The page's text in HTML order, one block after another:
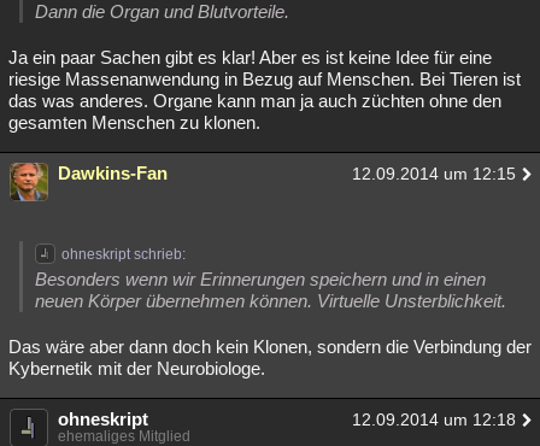
Dann die Organ und Blutvorteile.
Ja ein paar Sachen gibt es klar! Aber es ist keine Idee für eine
riesige Massenanwendung in Bezug auf Menschen. Bei Tieren ist
das was anderes. Organe kann man ja auch züchten ohne den
gesamten Menschen zu klonen.
Dawkins-Fan 12.09.2014 um 12:15
ohneskript schrieb:
Besonders wenn wir Erinnerungen speichern und in einen
neuen Körper übernehmen können. Virtuelle Unsterblichkeit.
Das wäre aber dann doch kein Klonen, sondern die Verbindung der
Kybernetik mit der Neurobiologe.
ohneskript 12.09.2014 um 12:18
ehemaliges Mitglied